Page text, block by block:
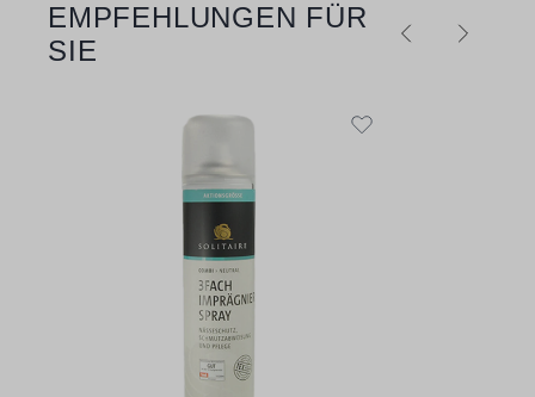
Produktgalerie überspringen
EMPFEHLUNGEN FÜR
SIE